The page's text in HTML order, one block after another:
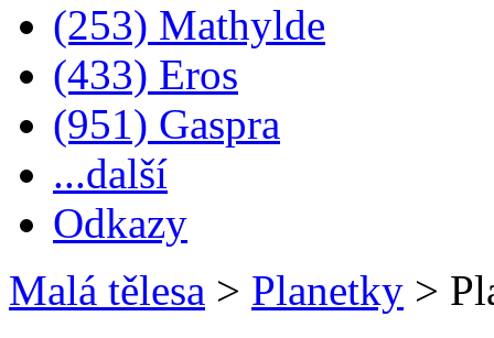
(253) Mathylde
(433) Eros
(951) Gaspra
...další
Odkazy
Malá tělesa > Planetky >